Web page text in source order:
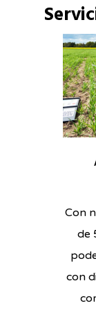
Con
de
con